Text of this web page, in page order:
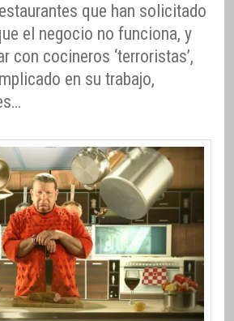
que han solicitado
el negocio no funciona, y
con cocineros ‘terroristas’,
en su trabajo,